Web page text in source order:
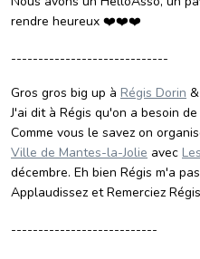
rendre heureux ❤️❤️❤️
-----------------------------
Gros gros big up à Régis Dorin &
J'ai dit à Régis qu'on a besoin
Comme vous le savez on
Ville de Mantes-la-Jolie avec
décembre. Eh bien Régis m'a
Applaudissez et Remerciez
---------------------------